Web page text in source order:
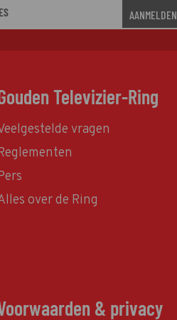
AANMELDEN
Televizier-Ring
vragen
over de Ring
& privacy